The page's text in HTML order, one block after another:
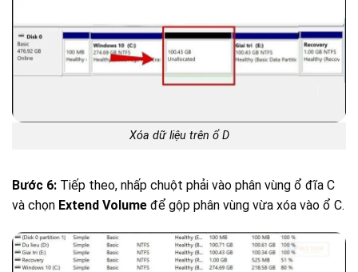
Xóa dữ liệu trên ổ D
Bước 6: Tiếp theo, nhấp chuột phải vào phân vùng ổ đĩa C
và chọn Extend Volume để gộp phân vùng vừa xóa vào ổ C.